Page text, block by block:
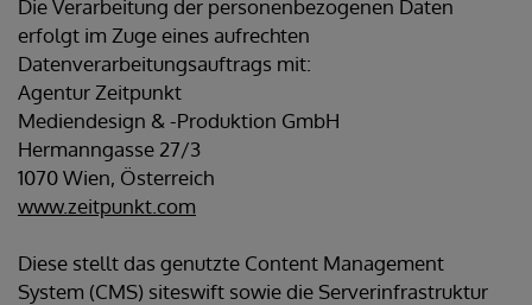
Die Verarbeitung der personenbezogenen Daten
erfolgt im Zuge eines aufrechten
Datenverarbeitungsauftrags mit:
Agentur Zeitpunkt
Mediendesign & -Produktion GmbH
Hermanngasse 27/3
1070 Wien, Österreich
www.zeitpunkt.com
Diese stellt das genutzte Content Management
System (CMS) siteswift sowie die Serverinfrastruktur